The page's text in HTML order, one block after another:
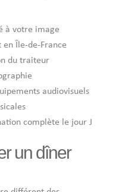
à votre image
en Île-de-France
du traiteur
audiovisuels
complète le jour J
un dîner